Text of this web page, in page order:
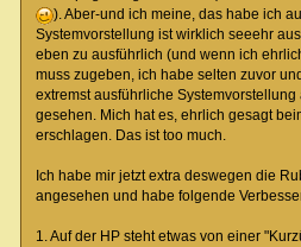
). Aber-und ich meine, das habe ich
Systemvorstellung ist wirklich seeehr
eben zu ausführlich (und wenn ich
muss zugeben, ich habe selten zuvor
extremst ausführliche
gesehen. Mich hat es, ehrlich gesagt
erschlagen. Das ist too much.
Ich habe mir jetzt extra deswegen die
angesehen und habe folgende
1. Auf der HP steht etwas von einer